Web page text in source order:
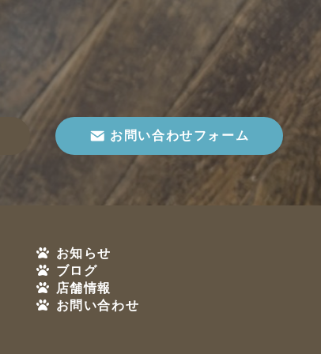
お問い合わせフォーム
お知らせ
ブログ
店舗情報
お問い合わせ